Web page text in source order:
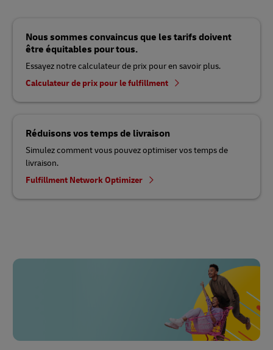
Nous sommes convaincus que les tarifs doivent
être équitables pour tous.
Essayez notre calculateur de prix pour en savoir plus.
Calculateur de prix pour le fulfillment
Réduisons vos temps de livraison
Simulez comment vous pouvez optimiser vos temps de
livraison.
Fulfillment Network Optimizer